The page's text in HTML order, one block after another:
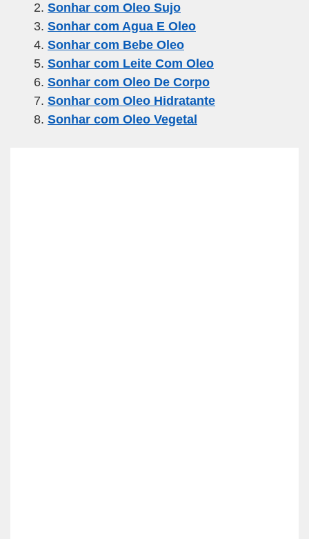
b
o
o
k
a
m
A
p
p
Sonhar com Oleo Sujo
Sonhar com Agua E Oleo
Sonhar com Bebe Oleo
Sonhar com Leite Com Oleo
Sonhar com Oleo De Corpo
Sonhar com Oleo Hidratante
Sonhar com Oleo Vegetal